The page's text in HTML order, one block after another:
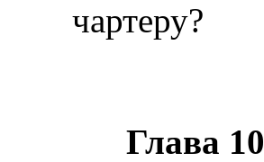
чартеру?
Глава 10